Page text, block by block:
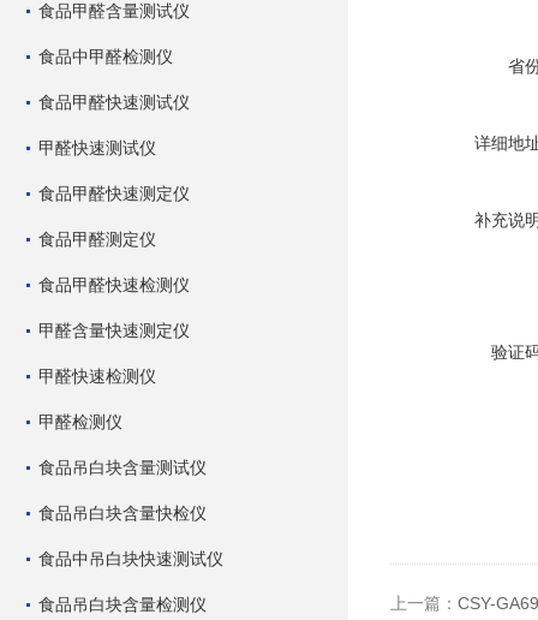
食品甲醛含量测试仪
食品中甲醛检测仪
食品甲醛快速测试仪
甲醛快速测试仪
食品甲醛快速测定仪
食品甲醛测定仪
食品甲醛快速检测仪
甲醛含量快速测定仪
甲醛快速检测仪
甲醛检测仪
食品吊白块含量测试仪
食品吊白块含量快检仪
食品中吊白块快速测试仪
食品吊白块含量检测仪
省
详细地
补充说
验证
上一篇： CSY-